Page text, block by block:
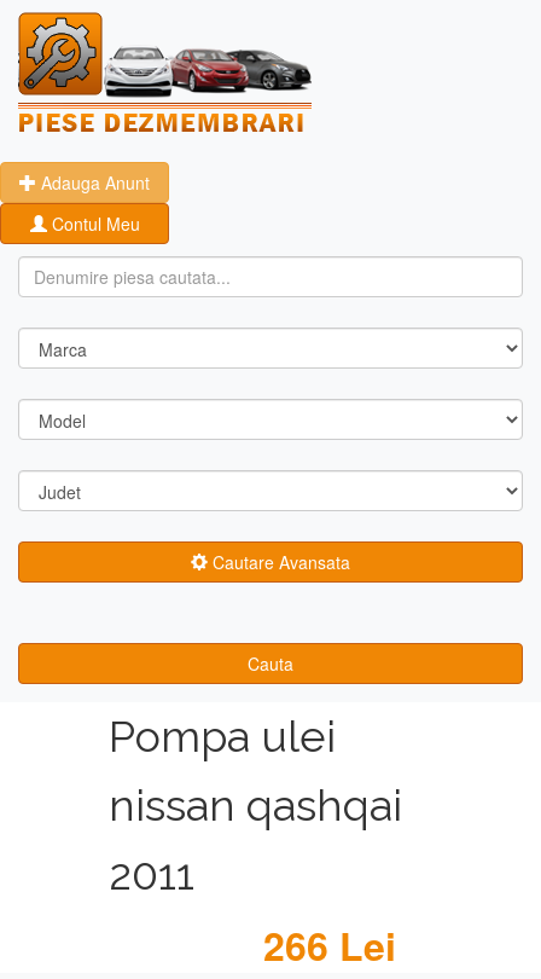
Adauga Anunt
Contul Meu
Cautare Avansata
Cauta
Pompa ulei
nissan qashqai
2011
266 Lei